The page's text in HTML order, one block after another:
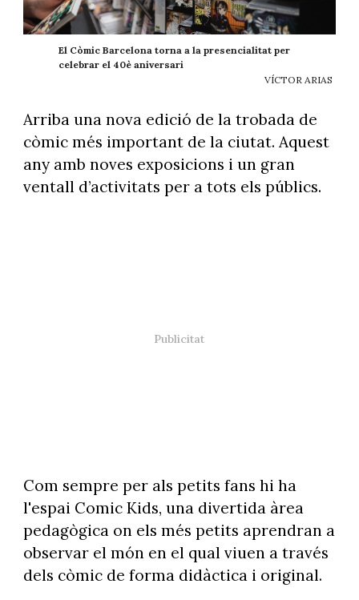
El Còmic Barcelona torna a la presencialitat per
celebrar el 40è aniversari
VÍCTOR ARIAS
Arriba una nova edició de la trobada de
còmic més important de la ciutat. Aquest
any amb noves exposicions i un gran
ventall d’activitats per a tots els públics.
Com sempre per als petits fans hi ha
l'espai Comic Kids, una divertida àrea
pedagògica on els més petits aprendran a
observar el món en el qual viuen a través
dels còmic de forma didàctica i original.